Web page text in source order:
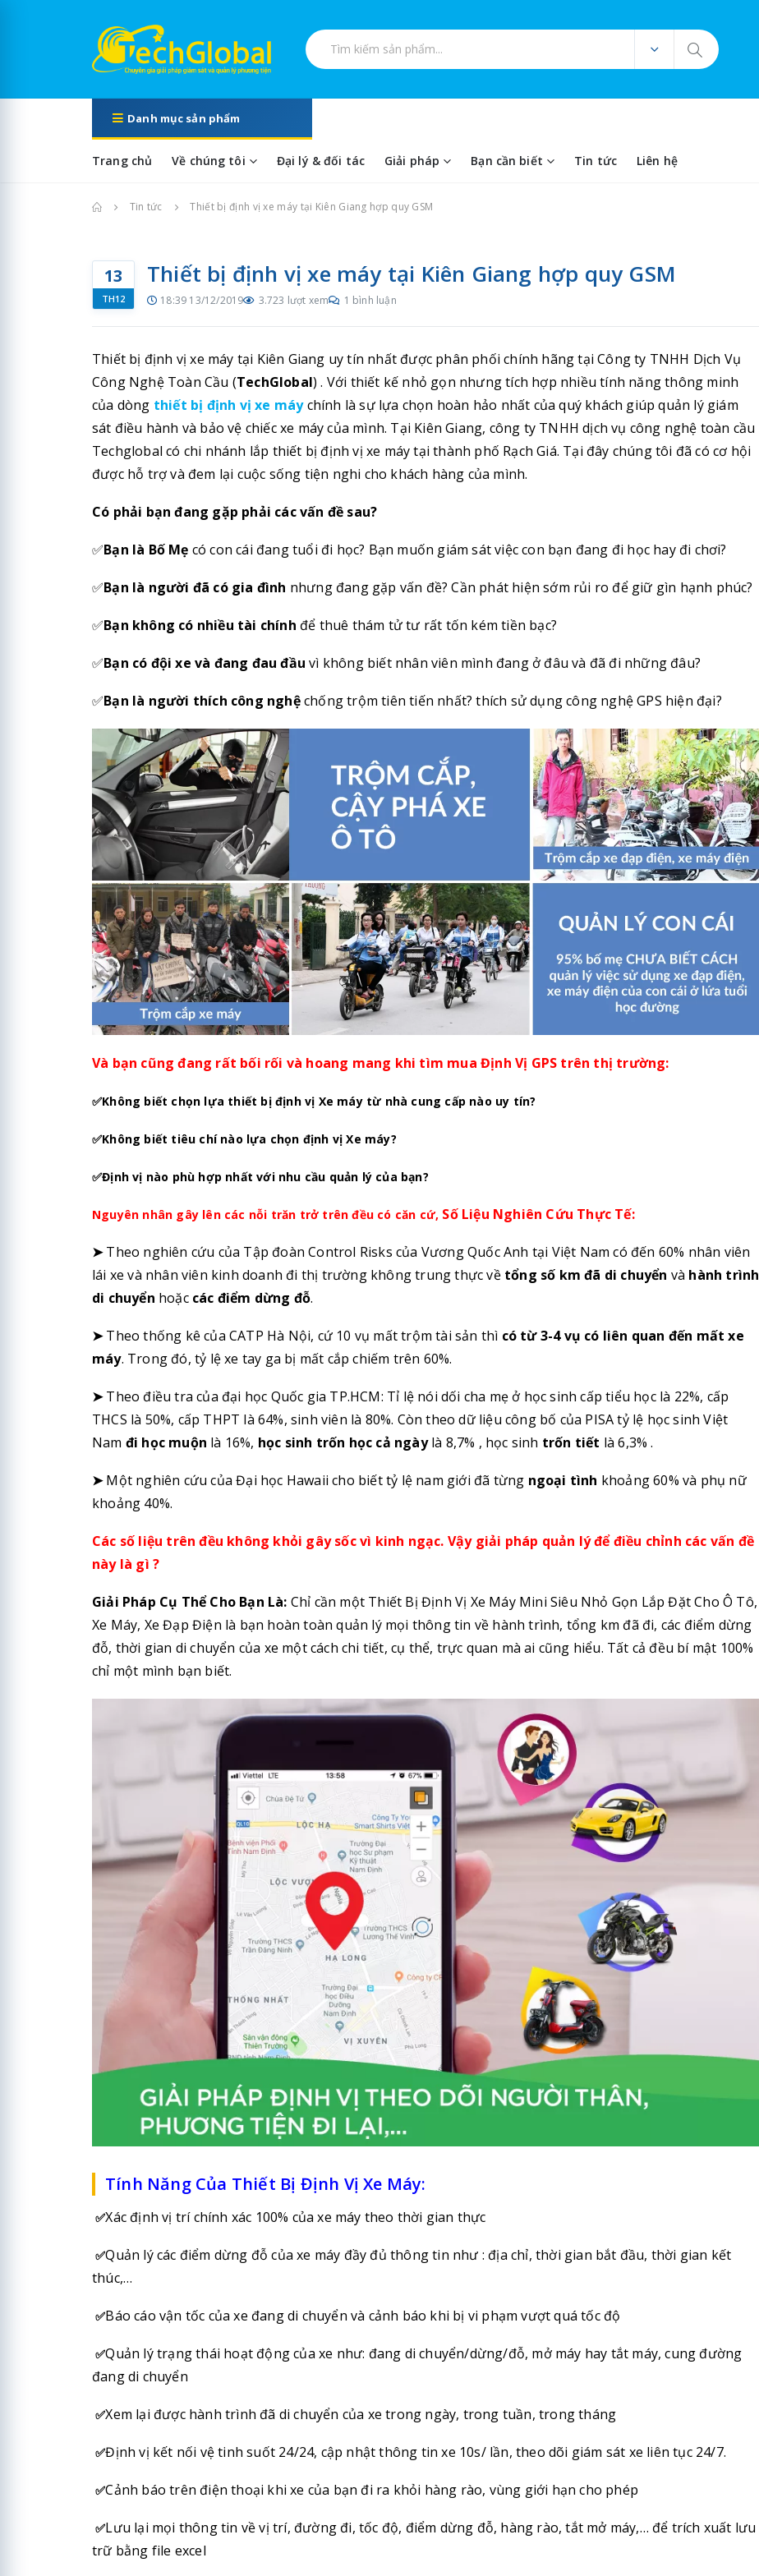
Tìm kiếm sản phẩm
Danh mục sản phẩm
Trang chủ Về chúng tôi Đại lý & đối tác Giải pháp Bạn cần biết Tin tức Liên hệ
Trang chủ
Tin tức Thiết bị định vị xe máy tại Kiên Giang hợp quy GSM
13
TH12
Thiết bị định vị xe máy tại Kiên Giang hợp quy GSM
18:39 13/12/2019 3.723 lượt xem 1 bình luận
Thiết bị định vị xe máy tại Kiên Giang uy tín nhất được phân phối chính hãng tạiCông ty TNHH Dịch Vụ
Công Nghệ Toàn Cầu (TechGlobal) . Với thiết kế nhỏ gọn nhưng tích hợp nhiều tính năng thông minh
của dòng thiết bị định vị xe máychính là sự lựa chọn hoàn hảo nhất của quý khách giúp quản lý giám
sát điều hành và bảo vệ chiếc xe máy của mình. Tại Kiên Giang, công ty TNHH dịch vụ công nghệ toàn cầu
Techglobal có chi nhánh lắp thiết bị định vị xe máy tại thành phố Rạch Giá. Tại đây chúng tôi đã có cơ hội
được hỗ trợ và đem lại cuộc sống tiện nghi cho khách hàng của mình.
Có phải bạn đang gặp phải các vấn đề sau?
✅Bạn là Bố Mẹ có con cái đang tuổi đi học? Bạn muốn giám sát việc con bạn đang đi học hay đi chơi?
✅Bạn là người đã có gia đình nhưng đang gặp vấn đề? Cần phát hiện sớm rủi ro để giữ gìn hạnh phúc?
✅Bạn không có nhiều tài chính để thuê thám tử tư rất tốn kém tiền bạc?
✅Bạn có đội xe và đang đau đầu vì không biết nhân viên mình đang ở đâu và đã đi những đâu?
✅Bạn là người thích công nghệchống trộm tiên tiến nhất? thích sử dụng công nghệ GPS hiện đại?
Và bạn cũng đang rất bối rối và hoang mang khi tìm mua Định Vị GPS trên thị trường:
✅Không biết chọn lựa thiết bị định vị Xe máy từ nhà cung cấp nào uy tín?
✅Không biết tiêu chí nào lựa chọn định vị Xe máy?
✅Định vị nào phù hợp nhất với nhu cầu quản lý của bạn?
Nguyên nhân gây lên các nỗi trăn trở trên đều có căn cứ, Số Liệu Nghiên Cứu Thực Tế:
➤Theo nghiên cứu của Tập đoàn Control Risks của Vương Quốc Anh tại Việt Nam có đến 60% nhân viên
lái xe và nhân viên kinh doanh đi thị trường không trung thực về tổng số km đã di chuyển và hành trình
di chuyển hoặccác điểm dừng đỗ.
➤Theo thống kê của CATP Hà Nội, cứ 10 vụ mất trộm tài sản thì có từ 3-4 vụ có liên quan đến mất xe
máy. Trong đó, tỷ lệ xe tay ga bị mất cắp chiếm trên 60%.
➤Theo điều tra của đại học Quốc gia TP.HCM: Tỉ lệ nói dối cha mẹ ở học sinh cấp tiểu học là 22%, cấp
THCS là 50%, cấp THPT là 64%, sinh viên là 80%. Còn theo dữ liệu công bố của PISA tỷ lệ học sinh Việt
Nam đi học muộn là 16%, học sinh trốn học cả ngàylà 8,7% , học sinh trốn tiết là 6,3% .
➤Một nghiên cứu của Đại học Hawaii cho biết tỷ lệ nam giới đã từng ngoại tình khoảng 60% và phụ nữ
khoảng 40%.
Các số liệu trên đều không khỏi gây sốc vì kinh ngạc. Vậy giải pháp quản lý để điều chỉnh các vấn đề
này là gì ?
Giải Pháp Cụ Thể Cho Bạn Là: Chỉ cần một Thiết Bị Định Vị Xe Máy Mini Siêu Nhỏ Gọn Lắp Đặt Cho Ô Tô,
Xe Máy, Xe Đạp Điện là bạn hoàn toàn quản lý mọi thông tin về hành trình, tổng km đã đi, các điểm dừng
đỗ, thời gian di chuyển của xe một cách chi tiết, cụ thể, trực quan mà ai cũng hiểu. Tất cả đều bí mật 100%
chỉ một mình bạn biết.
Tính Năng Của Thiết Bị Định Vị Xe Máy:
✅Xác định vị trí chính xác 100% của xe máy theo thời gian thực
✅Quản lý các điểm dừng đỗ củaxe máy đầy đủ thông tin như : địa chỉ, thời gian bắt đầu, thời gian kết
thúc,…
✅Báo cáo vận tốc của xe đang di chuyển và cảnh báo khi bị vi phạm vượt quá tốc độ
✅Quản lý trạng thái hoạt động của xe như: đang di chuyển/dừng/đỗ, mở máy hay tắt máy, cung đường
đang di chuyển
✅Xem lại được hành trình đã di chuyển của xe trong ngày, trong tuần, trong tháng
✅Định vị kết nối vệ tinh suốt 24/24, cập nhật thông tin xe 10s/ lần, theo dõi giám sát xe liên tục 24/7.
✅Cảnh báo trên điện thoại khi xe của bạn đi ra khỏi hàng rào, vùng giới hạn cho phép
✅Lưu lại mọi thông tin về vị trí, đường đi, tốc độ, điểm dừng đỗ, hàng rào, tắt mở máy,… để trích xuất lưu
trữ bằng file excel